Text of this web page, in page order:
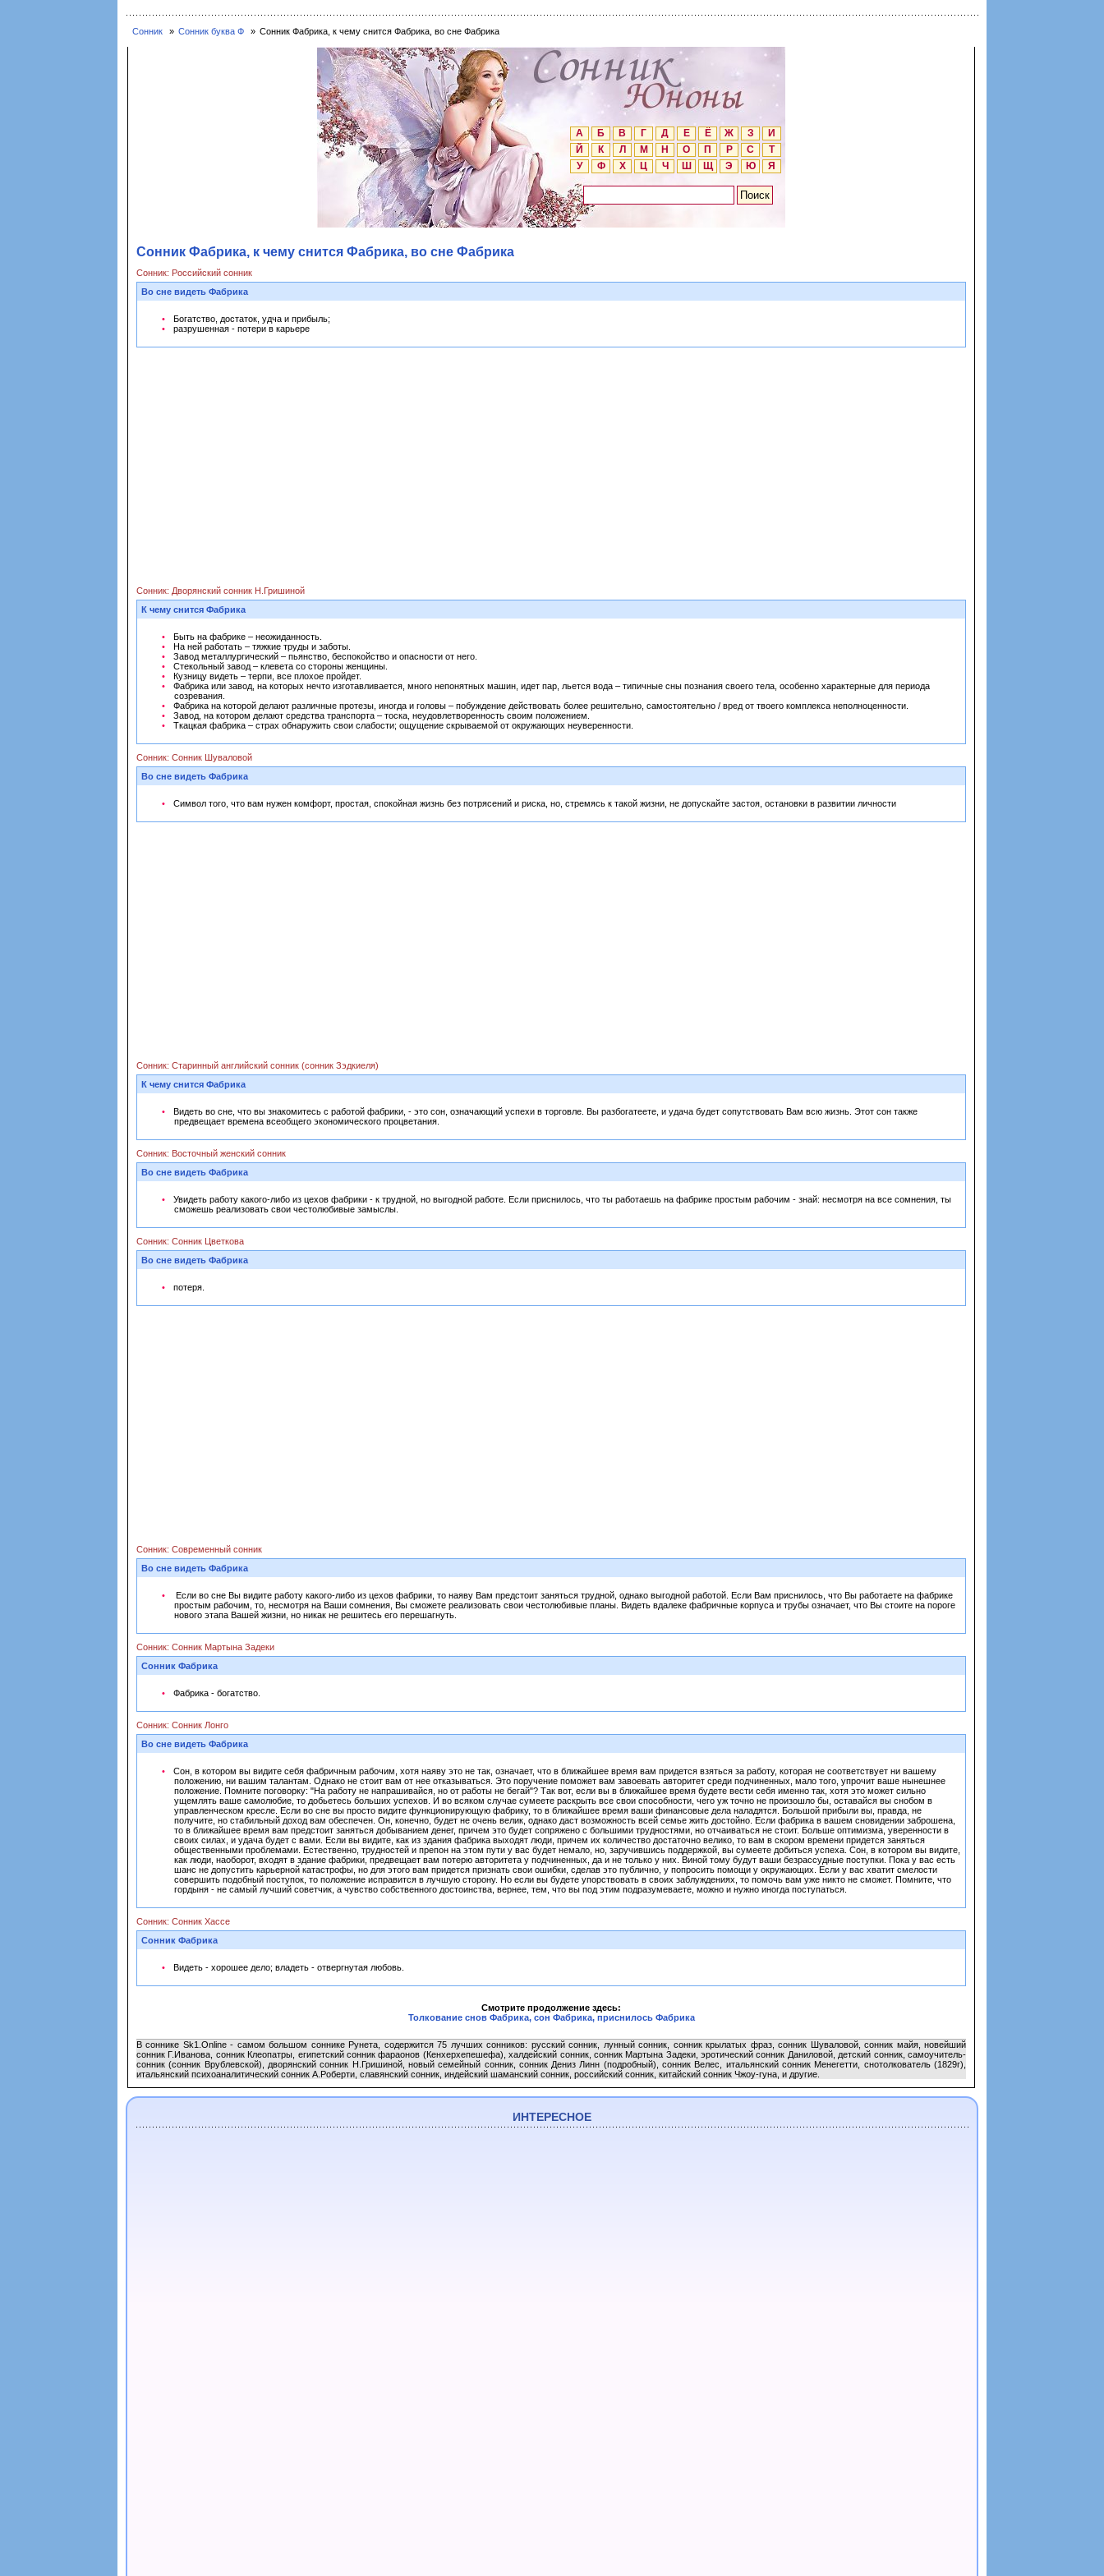
Сонник Сонник буква Ф Сонник Фабрика, к чему снится Фабрика, во сне Фабрика
А Б В Г Д Е Ё Ж З
И
Й
К Л М Н О П Р С
Т
У
Ф Х Ц Ч Ш Щ Э Ю Я
Сонник Фабрика, к чему снится Фабрика, во сне Фабрика
Сонник: Российский сонник
Во сне видеть Фабрика
Богатство, достаток, удча и прибыль;
разрушенная - потери в карьере
Сонник: Дворянский сонник Н.Гришиной
К чему снится Фабрика
Быть на фабрике – неожиданность.
На ней работать – тяжкие труды и заботы.
Завод металлургический – пьянство, беспокойство и опасности от него.
Стекольный завод – клевета со стороны женщины.
Кузницу видеть – терпи, все плохое пройдет.
Фабрика или завод, на которых нечто изготавливается, много непонятных машин, идет пар, льется вода – типичные сны познания своего тела, особенно характерные для периода
созревания.
Фабрика на которой делают различные протезы, иногда и головы – побуждение действовать более решительно, самостоятельно / вред от твоего комплекса неполноценности.
Завод, на котором делают средства транспорта – тоска, неудовлетворенность своим положением.
Ткацкая фабрика – страх обнаружить свои слабости; ощущение скрываемой от окружающих неуверенности.
Сонник: Сонник Шуваловой
Во сне видеть Фабрика
Символ того, что вам нужен комфорт, простая, спокойная жизнь без потрясений и риска, но, стремясь к такой жизни, не допускайте застоя, остановки в развитии личности
Сонник: Старинный английский сонник (сонник Зэдкиеля)
К чему снится Фабрика
Видеть во сне, что вы знакомитесь с работой фабрики, - это сон, означающий успехи в торговле. Вы разбогатеете, и удача будет сопутствовать Вам всю жизнь. Этот сон также
предвещает времена всеобщего экономического процветания.
Сонник: Восточный женский сонник
Во сне видеть Фабрика
Увидеть работу какого-либо из цехов фабрики - к трудной, но выгодной работе. Если приснилось, что ты работаешь на фабрике простым рабочим - знай: несмотря на все сомнения, ты
сможешь реализовать свои честолюбивые замыслы.
Сонник: Сонник Цветкова
Во сне видеть Фабрика
потеря.
Сонник: Современный сонник
Во сне видеть Фабрика
Если во сне Вы видите работу какого-либо из цехов фабрики, то наяву Вам предстоит заняться трудной, однако выгодной работой. Если Вам приснилось, что Вы работаете на фабрике
простым рабочим, то, несмотря на Ваши сомнения, Вы сможете реализовать свои честолюбивые планы. Видеть вдалеке фабричные корпуса и трубы означает, что Вы стоите на пороге
нового этапа Вашей жизни, но никак не решитесь его перешагнуть.
Сонник: Сонник Мартына Задеки
Сонник Фабрика
Фабрика - богатство.
Сонник: Сонник Лонго
Во сне видеть Фабрика
Сон, в котором вы видите себя фабричным рабочим, хотя наяву это не так, означает, что в ближайшее время вам придется взяться за работу, которая не соответствует ни вашему
положению, ни вашим талантам. Однако не стоит вам от нее отказываться. Это поручение поможет вам завоевать авторитет среди подчиненных, мало того, упрочит ваше нынешнее
положение. Помните поговорку: "На работу не напрашивайся, но от работы не бегай"? Так вот, если вы в ближайшее время будете вести себя именно так, хотя это может сильно
ущемлять ваше самолюбие, то добьетесь больших успехов. И во всяком случае сумеете раскрыть все свои способности, чего уж точно не произошло бы, оставайся вы снобом в
управленческом кресле. Если во сне вы просто видите функционирующую фабрику, то в ближайшее время ваши финансовые дела наладятся. Большой прибыли вы, правда, не
получите, но стабильный доход вам обеспечен. Он, конечно, будет не очень велик, однако даст возможность всей семье жить достойно. Если фабрика в вашем сновидении заброшена,
то в ближайшее время вам предстоит заняться добыванием денег, причем это будет сопряжено с большими трудностями, но отчаиваться не стоит. Больше оптимизма, уверенности в
своих силах, и удача будет с вами. Если вы видите, как из здания фабрика выходят люди, причем их количество достаточно велико, то вам в скором времени придется заняться
общественными проблемами. Естественно, трудностей и препон на этом пути у вас будет немало, но, заручившись поддержкой, вы сумеете добиться успеха. Сон, в котором вы видите,
как люди, наоборот, входят в здание фабрики, предвещает вам потерю авторитета у подчиненных, да и не только у них. Виной тому будут ваши безрассудные поступки. Пока у вас есть
шанс не допустить карьерной катастрофы, но для этого вам придется признать свои ошибки, сделав это публично, у попросить помощи у окружающих. Если у вас хватит смелости
совершить подобный поступок, то положение исправится в лучшую сторону. Но если вы будете упорствовать в своих заблуждениях, то помочь вам уже никто не сможет. Помните, что
гордыня - не самый лучший советчик, а чувство собственного достоинства, вернее, тем, что вы под этим подразумеваете, можно и нужно иногда поступаться.
Сонник: Сонник Хассе
Сонник Фабрика
Видеть - хорошее дело; владеть - отвергнутая любовь.
Смотрите продолжение здесь:
Толкование снов Фабрика, сон Фабрика, приснилось Фабрика
В соннике Sk1.Online - самом большом соннике Рунета, содержится 75 лучших сонников: русский сонник, лунный сонник, сонник крылатых фраз, сонник Шуваловой, сонник майя, новейший
сонник Г.Иванова, сонник Клеопатры, египетский сонник фараонов (Кенхерхепешефа), халдейский сонник, сонник Мартына Задеки, эротический сонник Даниловой, детский сонник, самоучитель-
сонник (сонник Врублевской), дворянский сонник Н.Гришиной, новый семейный сонник, сонник Дениз Линн (подробный), сонник Велес, итальянский сонник Менегетти, снотолкователь (1829г),
итальянский психоаналитический сонник А.Роберти, славянский сонник, индейский шаманский сонник, российский сонник, китайский сонник Чжоу-гуна, и другие.
ИНТЕРЕСНОЕ